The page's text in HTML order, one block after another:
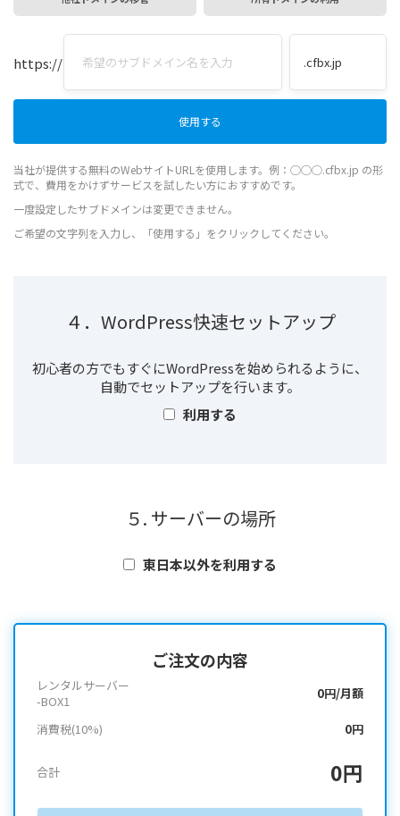
https://
当社が提供する無料のWebサイトURLを使用します。例：◯◯◯.cfbx.jp の形
式で、費用をかけずサービスを試したい方におすすめです。
一度設定したサブドメインは変更できません。
ご希望の文字列を入力し、「使用する」をクリックしてください。
４．WordPress快速セットアップ
初心者の方でもすぐにWordPressを始められるように、
自動でセットアップを行います。
利用する
５. サーバーの場所
東日本以外を利用する
ご注文の内容
レンタルサーバー
-BOX1
0円/月額
消費税(10%) 0円
合計 0円